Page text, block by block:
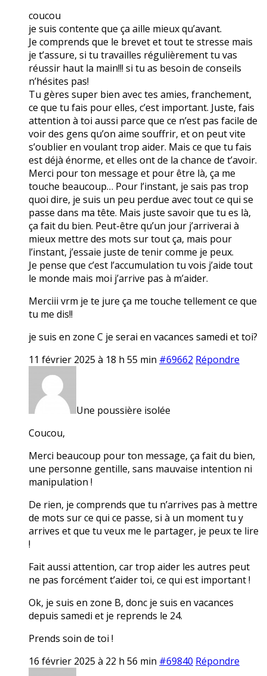
coucou
je suis contente que ça aille mieux qu’avant.
Je comprends que le brevet et tout te stresse mais
je t’assure, si tu travailles régulièrement tu vas
réussir haut la main!!! si tu as besoin de conseils
n’hésites pas!
Tu gères super bien avec tes amies, franchement,
ce que tu fais pour elles, c’est important. Juste, fais
attention à toi aussi parce que ce n’est pas facile de
voir des gens qu’on aime souffrir, et on peut vite
s’oublier en voulant trop aider. Mais ce que tu fais
est déjà énorme, et elles ont de la chance de t’avoir.
Merci pour ton message et pour être là, ça me
touche beaucoup… Pour l’instant, je sais pas trop
quoi dire, je suis un peu perdue avec tout ce qui se
passe dans ma tête. Mais juste savoir que tu es là,
ça fait du bien. Peut-être qu’un jour j’arriverai à
mieux mettre des mots sur tout ça, mais pour
l’instant, j’essaie juste de tenir comme je peux.
Je pense que c’est l’accumulation tu vois j’aide tout
le monde mais moi j’arrive pas à m’aider.
Merciii vrm je te jure ça me touche tellement ce que
tu me dis!!
je suis en zone C je serai en vacances samedi et toi?
11 février 2025 à 18 h 55 min #69662 Répondre
Une poussière isolée
Coucou,
Merci beaucoup pour ton message, ça fait du bien,
une personne gentille, sans mauvaise intention ni
manipulation !
De rien, je comprends que tu n’arrives pas à mettre
de mots sur ce qui ce passe, si à un moment tu y
arrives et que tu veux me le partager, je peux te lire
!
Fait aussi attention, car trop aider les autres peut
ne pas forcément t’aider toi, ce qui est important !
Ok, je suis en zone B, donc je suis en vacances
depuis samedi et je reprends le 24.
Prends soin de toi !
16 février 2025 à 22 h 56 min #69840 Répondre